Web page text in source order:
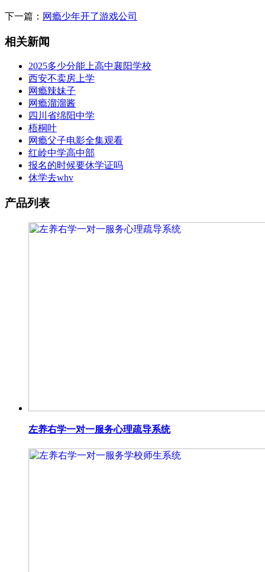
下一篇： 网瘾少年开了游戏公司
相关新闻
2025多少分能上高中襄阳学校
西安不卖房上学
网瘾辣妹子
网瘾溜溜酱
四川省绵阳中学
梧桐叶
网瘾父子电影全集观看
红岭中学高中部
报名的时候要休学证吗
休学去whv
产品列表
左养右学一对一服务心理疏导系统